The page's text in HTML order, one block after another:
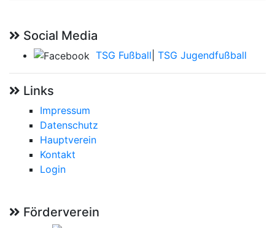
Social Media
TSG Fußball TSG Jugendfußball
Links
Impressum
Datenschutz
Hauptverein
Kontakt
Login
Förderverein